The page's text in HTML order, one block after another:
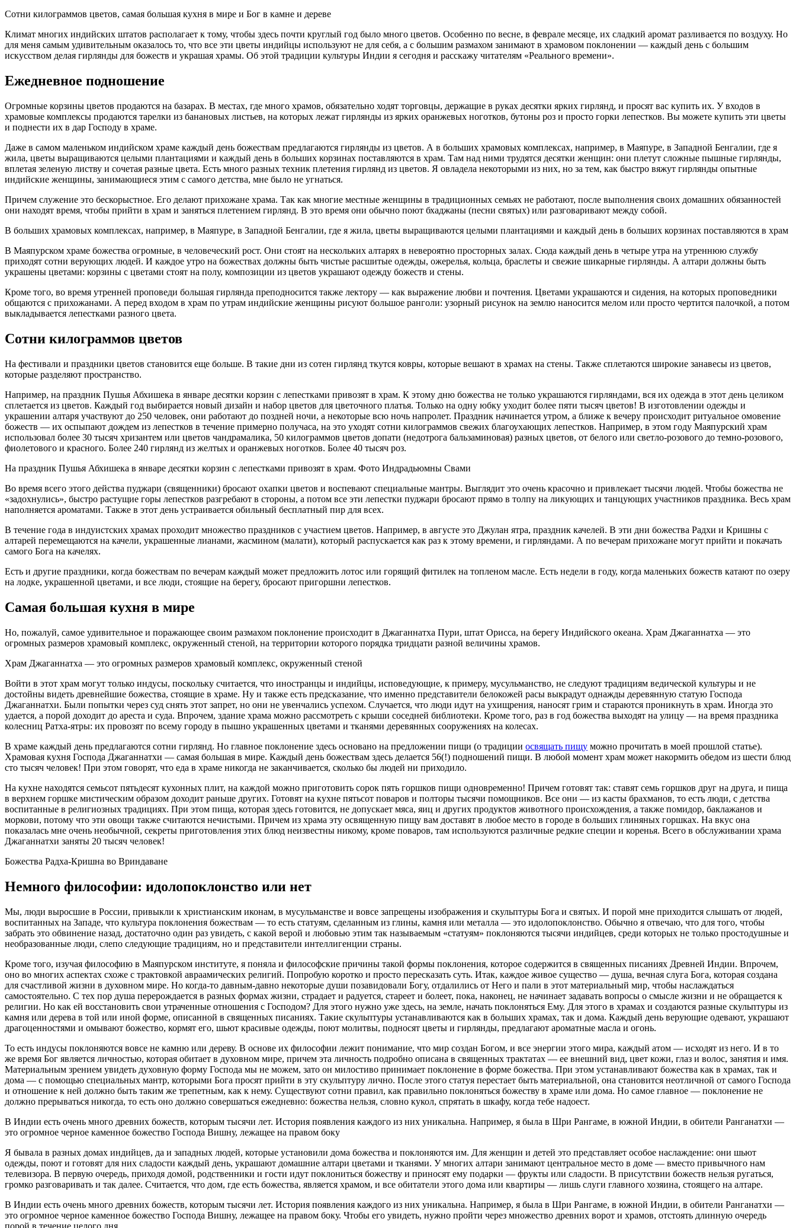
Сотни килограммов цветов, самая большая кухня в мире и Бог в камне и дереве
Климат многих индийских штатов располагает к тому, чтобы здесь почти круглый год было много цветов. Особенно по весне, в феврале месяце, их сладкий аромат разливается по воздуху. Но
для меня самым удивительным оказалось то, что все эти цветы индийцы используют не для себя, а с большим размахом занимают в храмовом поклонении — каждый день с большим
искусством делая гирлянды для божеств и украшая храмы. Об этой традиции культуры Индии я сегодня и расскажу читателям «Реального времени».
Ежедневное подношение
Огромные корзины цветов продаются на базарах. В местах, где много храмов, обязательно ходят торговцы, держащие в руках десятки ярких гирлянд, и просят вас купить их. У входов в
храмовые комплексы продаются тарелки из банановых листьев, на которых лежат гирлянды из ярких оранжевых ноготков, бутоны роз и просто горки лепестков. Вы можете купить эти цветы
и поднести их в дар Господу в храме.
Даже в самом маленьком индийском храме каждый день божествам предлагаются гирлянды из цветов. А в больших храмовых комплексах, например, в Маяпуре, в Западной Бенгалии, где я
жила, цветы выращиваются целыми плантациями и каждый день в больших корзинах поставляются в храм. Там над ними трудятся десятки женщин: они плетут сложные пышные гирлянды,
вплетая зеленую листву и сочетая разные цвета. Есть много разных техник плетения гирлянд из цветов. Я овладела некоторыми из них, но за тем, как быстро вяжут гирлянды опытные
индийские женщины, занимающиеся этим с самого детства, мне было не угнаться.
Причем служение это бескорыстное. Его делают прихожане храма. Так как многие местные женщины в традиционных семьях не работают, после выполнения своих домашних обязанностей
они находят время, чтобы прийти в храм и заняться плетением гирлянд. В это время они обычно поют бхаджаны (песни святых) или разговаривают между собой.
В больших храмовых комплексах, например, в Маяпуре, в Западной Бенгалии, где я жила, цветы выращиваются целыми плантациями и каждый день в больших корзинах поставляются в храм
В Маяпурском храме божества огромные, в человеческий рост. Они стоят на нескольких алтарях в невероятно просторных залах. Сюда каждый день в четыре утра на утреннюю службу
приходят сотни верующих людей. И каждое утро на божествах должны быть чистые расшитые одежды, ожерелья, кольца, браслеты и свежие шикарные гирлянды. А алтари должны быть
украшены цветами: корзины с цветами стоят на полу, композиции из цветов украшают одежду божеств и стены.
Кроме того, во время утренней проповеди большая гирлянда преподносится также лектору — как выражение любви и почтения. Цветами украшаются и сидения, на которых проповедники
общаются с прихожанами. А перед входом в храм по утрам индийские женщины рисуют большое ранголи: узорный рисунок на землю наносится мелом или просто чертится палочкой, а потом
выкладывается лепестками разного цвета.
Сотни килограммов цветов
На фестивали и праздники цветов становится еще больше. В такие дни из сотен гирлянд ткутся ковры, которые вешают в храмах на стены. Также сплетаются широкие занавесы из цветов,
которые разделяют пространство.
Например, на праздник Пушья Абхишека в январе десятки корзин с лепестками привозят в храм. К этому дню божества не только украшаются гирляндами, вся их одежда в этот день целиком
сплетается из цветов. Каждый год выбирается новый дизайн и набор цветов для цветочного платья. Только на одну юбку уходит более пяти тысяч цветов! В изготовлении одежды и
украшении алтаря участвуют до 250 человек, они работают до поздней ночи, а некоторые всю ночь напролет. Праздник начинается утром, а ближе к вечеру происходит ритуальное омовение
божеств — их оспыпают дождем из лепестков в течение примерно получаса, на это уходят сотни килограммов свежих благоухающих лепестков. Например, в этом году Маяпурский храм
использовал более 30 тысяч хризантем или цветов чандрамалика, 50 килограммов цветов допати (недотрога бальзаминовая) разных цветов, от белого или светло-розового до темно-розового,
фиолетового и красного. Более 240 гирлянд из желтых и оранжевых ноготков. Более 40 тысяч роз.
На праздник Пушья Абхишека в январе десятки корзин с лепестками привозят в храм. Фото Индрадьюмны Свами
Во время всего этого действа пуджари (священники) бросают охапки цветов и воспевают специальные мантры. Выглядит это очень красочно и привлекает тысячи людей. Чтобы божества не
«задохнулись», быстро растущие горы лепестков разгребают в стороны, а потом все эти лепестки пуджари бросают прямо в толпу на ликующих и танцующих участников праздника. Весь храм
наполняется ароматами. Также в этот день устраивается обильный бесплатный пир для всех.
В течение года в индуистских храмах проходит множество праздников с участием цветов. Например, в августе это Джулан ятра, праздник качелей. В эти дни божества Радхи и Кришны с
алтарей перемещаются на качели, украшенные лианами, жасмином (малати), который распускается как раз к этому времени, и гирляндами. А по вечерам прихожане могут прийти и покачать
самого Бога на качелях.
Есть и другие праздники, когда божествам по вечерам каждый может предложить лотос или горящий фитилек на топленом масле. Есть недели в году, когда маленьких божеств катают по озеру
на лодке, украшенной цветами, и все люди, стоящие на берегу, бросают пригоршни лепестков.
Самая большая кухня в мире
Но, пожалуй, самое удивительное и поражающее своим размахом поклонение происходит в Джаганнатха Пури, штат Орисса, на берегу Индийского океана. Храм Джаганнатха — это
огромных размеров храмовый комплекс, окруженный стеной, на территории которого порядка тридцати разной величины храмов.
Храм Джаганнатха — это огромных размеров храмовый комплекс, окруженный стеной
Войти в этот храм могут только индусы, поскольку считается, что иностранцы и индийцы, исповедующие, к примеру, мусульманство, не следуют традициям ведической культуры и не
достойны видеть древнейшие божества, стоящие в храме. Ну и также есть предсказание, что именно представители белокожей расы выкрадут однажды деревянную статую Господа
Джаганнатхи. Были попытки через суд снять этот запрет, но они не увенчались успехом. Случается, что люди идут на ухищрения, наносят грим и стараются проникнуть в храм. Иногда это
удается, а порой доходит до ареста и суда. Впрочем, здание храма можно рассмотреть с крыши соседней библиотеки. Кроме того, раз в год божества выходят на улицу — на время праздника
колесниц Ратха-ятры: их провозят по всему городу в пышно украшенных цветами и тканями деревянных сооружениях на колесах.
В храме каждый день предлагаются сотни гирлянд. Но главное поклонение здесь основано на предложении пищи (о традиции освящать пищу можно прочитать в моей прошлой статье).
Храмовая кухня Господа Джаганнатхи — самая большая в мире. Каждый день божествам здесь делается 56(!) подношений пищи. В любой момент храм может накормить обедом из шести блюд
сто тысяч человек! При этом говорят, что еда в храме никогда не заканчивается, сколько бы людей ни приходило.
На кухне находятся семьсот пятьдесят кухонных плит, на каждой можно приготовить сорок пять горшков пищи одновременно! Причем готовят так: ставят семь горшков друг на друга, и пища
в верхнем горшке мистическим образом доходит раньше других. Готовят на кухне пятьсот поваров и полторы тысячи помощников. Все они — из касты брахманов, то есть люди, с детства
воспитанные в религиозных традициях. При этом пища, которая здесь готовится, не допускает мяса, яиц и других продуктов животного происхождения, а также помидор, баклажанов и
моркови, потому что эти овощи также считаются нечистыми. Причем из храма эту освященную пищу вам доставят в любое место в городе в больших глиняных горшках. На вкус она
показалась мне очень необычной, секреты приготовления этих блюд неизвестны никому, кроме поваров, там используются различные редкие специи и коренья. Всего в обслуживании храма
Джаганнатхи заняты 20 тысяч человек!
Божества Радха-Кришна во Вриндаване
Немного философии: идолопоклонство или нет
Мы, люди выросшие в России, привыкли к христианским иконам, в мусульманстве и вовсе запрещены изображения и скульптуры Бога и святых. И порой мне приходится слышать от людей,
воспитанных на Западе, что культура поклонения божествам — то есть статуям, сделанным из глины, камня или металла — это идолопоклонство. Обычно я отвечаю, что для того, чтобы
забрать это обвинение назад, достаточно один раз увидеть, с какой верой и любовью этим так называемым «статуям» поклоняются тысячи индийцев, среди которых не только простодушные и
необразованные люди, слепо следующие традициям, но и представители интеллигенции страны.
Кроме того, изучая философию в Маяпурском институте, я поняла и философские причины такой формы поклонения, которое содержится в священных писаниях Древней Индии. Впрочем,
оно во многих аспектах схоже с трактовкой авраамических религий. Попробую коротко и просто пересказать суть. Итак, каждое живое существо — душа, вечная слуга Бога, которая создана
для счастливой жизни в духовном мире. Но когда-то давным-давно некоторые души позавидовали Богу, отдалились от Него и пали в этот материальный мир, чтобы наслаждаться
самостоятельно. С тех пор душа перерождается в разных формах жизни, страдает и радуется, стареет и болеет, пока, наконец, не начинает задавать вопросы о смысле жизни и не обращается к
религии. Но как ей восстановить свои утраченные отношения с Господом? Для этого нужно уже здесь, на земле, начать поклоняться Ему. Для этого в храмах и создаются разные скульптуры из
камня или дерева в той или иной форме, описанной в священных писаниях. Такие скульптуры устанавливаются как в больших храмах, так и дома. Каждый день верующие одевают, украшают
драгоценностями и омывают божество, кормят его, шьют красивые одежды, поют молитвы, подносят цветы и гирлянды, предлагают ароматные масла и огонь.
То есть индусы поклоняются вовсе не камню или дереву. В основе их философии лежит понимание, что мир создан Богом, и все энергии этого мира, каждый атом — исходят из него. И в то
же время Бог является личностью, которая обитает в духовном мире, причем эта личность подробно описана в священных трактатах — ее внешний вид, цвет кожи, глаз и волос, занятия и имя.
Материальным зрением увидеть духовную форму Господа мы не можем, зато он милостиво принимает поклонение в форме божества. При этом устанавливают божества как в храмах, так и
дома — с помощью специальных мантр, которыми Бога просят прийти в эту скульптуру лично. После этого статуя перестает быть материальной, она становится неотличной от самого Господа
и отношение к ней должно быть таким же трепетным, как к нему. Существуют сотни правил, как правильно поклоняться божеству в храме или дома. Но самое главное — поклонение не
должно прерываться никогда, то есть оно должно совершаться ежедневно: божества нельзя, словно кукол, спрятать в шкафу, когда тебе надоест.
В Индии есть очень много древних божеств, которым тысячи лет. История появления каждого из них уникальна. Например, я была в Шри Рангаме, в южной Индии, в обители Ранганатхи —
это огромное черное каменное божество Господа Вишну, лежащее на правом боку
Я бывала в разных домах индийцев, да и западных людей, которые установили дома божества и поклоняются им. Для женщин и детей это представляет особое наслаждение: они шьют
одежды, поют и готовят для них сладости каждый день, украшают домашние алтари цветами и тканями. У многих алтари занимают центральное место в доме — вместо привычного нам
телевизора. В первую очередь, приходя домой, родственники и гости идут поклониться божеству и приносят ему подарки — фрукты или сладости. В присутствии божеств нельзя ругаться,
громко разговаривать и так далее. Считается, что дом, где есть божества, является храмом, и все обитатели этого дома или квартиры — лишь слуги главного хозяина, стоящего на алтаре.
В Индии есть очень много древних божеств, которым тысячи лет. История появления каждого из них уникальна. Например, я была в Шри Рангаме, в южной Индии, в обители Ранганатхи —
это огромное черное каменное божество Господа Вишну, лежащее на правом боку. Чтобы его увидеть, нужно пройти через множество древних ворот и храмов, отстоять длинную очередь
порой в течение целого дня.